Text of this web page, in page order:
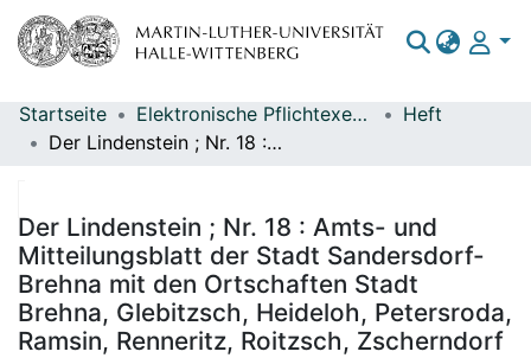
Bereiche & Sammlungen
Statistiken
Startseite Elektronische Pflichtexemplare
Heft
Der Lindenstein ; Nr. 18 : Amts- und Mitteilungsblatt der Stadt Sandersdorf-Brehna mit den Ortschaften Stadt Brehna, Glebitzsch, Heideloh, Petersroda, Ramsin, Renneritz, Roitzsch, Zscherndorf
Der Lindenstein ; Nr. 18 : Amts- und
Mitteilungsblatt der Stadt Sandersdorf-
Brehna mit den Ortschaften Stadt
Brehna, Glebitzsch, Heideloh, Petersroda,
Ramsin, Renneritz, Roitzsch, Zscherndorf